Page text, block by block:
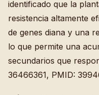
identificado que la
resistencia altamente
de genes diana y una
lo que permite una
secundarios que
36466361, PMID: